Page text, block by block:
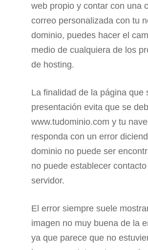
web propio y contar con una
correo personalizada con tu
dominio, puedes hacer el
medio de cualquiera de los
de hosting.
La finalidad de la página que
presentación evita que se
www.tudominio.com y tu
responda con un error
dominio no puede ser
no puede establecer
servidor.
El error siempre suele
imagen no muy buena de la
ya que parece que no